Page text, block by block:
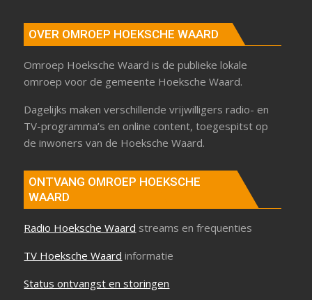
OVER OMROEP HOEKSCHE WAARD
Omroep Hoeksche Waard is de publieke lokale
omroep voor de gemeente Hoeksche Waard.
Dagelijks maken verschillende vrijwilligers radio- en
TV-programma’s en online content, toegespitst op
de inwoners van de Hoeksche Waard.
ONTVANG OMROEP HOEKSCHE
WAARD
Radio Hoeksche Waard streams en frequenties
TV Hoeksche Waard informatie
Status ontvangst en storingen